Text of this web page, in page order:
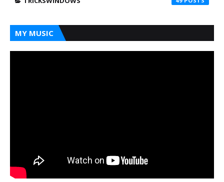
MY MUSIC